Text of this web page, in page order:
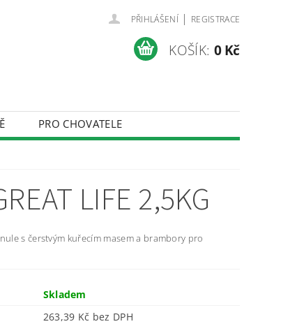
PŘIHLÁŠENÍ | REGISTRACE
KOŠÍK: 0 Kč
PRO CHOVATELE
LIFE 2,5KG
s čerstvým kuřecím masem a brambory pro
Skladem
263,39 Kč bez DPH